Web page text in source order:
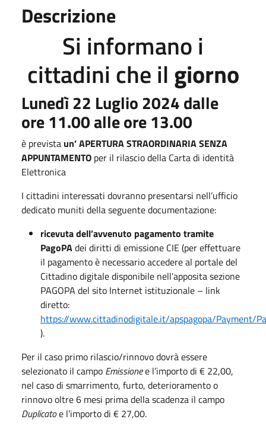
Descrizione
Si informano i
cittadini che ilgiorno
Lunedì 22 Luglio 2024 dalle
ore 11.00 alle ore 13.00
è prevista un’ APERTURA STRAORDINARIA SENZA
APPUNTAMENTO per il rilascio della Carta di identità
Elettronica
I cittadini interessati dovranno presentarsi nell’ufficio
dedicato muniti della seguente documentazione:
ricevuta dell’avvenuto pagamento tramite
PagoPAdei diritti di emissione CIE (per effettuare
il pagamento è necessario accedere al portale del
Cittadino digitale disponibile nell’apposita sezione
PAGOPA del sito Internet istituzionale – link
diretto:
https://www.cittadinodigitale.it/apspagopa/Payment/
).
Per il caso primo rilascio/rinnovo dovrà essere
selezionato il campo Emissionee l’importo di € 22,00,
nel caso di smarrimento, furto, deterioramento o
rinnovo oltre 6 mesi prima della scadenza il campo
Duplicatoe l’importo di € 27,00.